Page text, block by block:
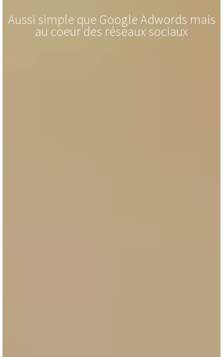
Aussi simple que Google Adwords mais
au coeur des réseaux sociaux